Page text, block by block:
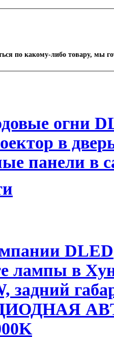
по какому-либо товару, мы
огни
в
панели в
DLED
лампы в
задний